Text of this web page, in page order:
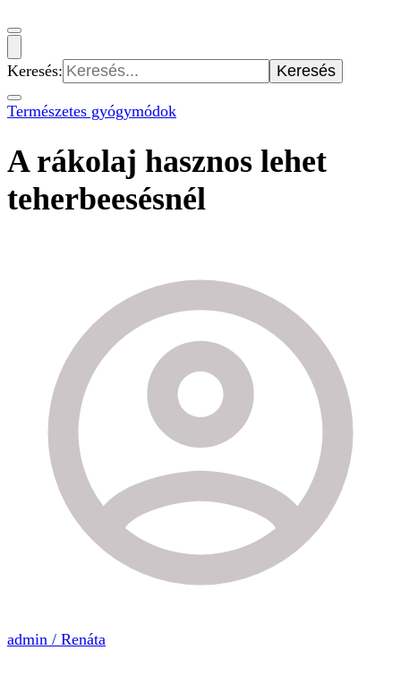
Keresés:
Természetes gyógymódok
A rákolaj hasznos lehet
teherbeesésnél
admin / Renáta